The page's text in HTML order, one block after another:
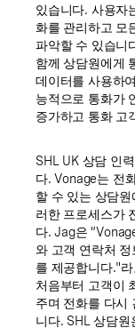
있습니다. 사용자
화를 관리하고 모
파악할 수 있습니
함께 상담원에게
데이터를 사용하
능적으로 통화가
증가하고 통화 고
SHL UK 상담 인
다. Vonage는 전
할 수 있는 상담
러한 프로세스가
다. Jag은
와 고객 연락처
를 제공합니다."
처음부터 고객이
주며 전화를 다시
니다. SHL 상담